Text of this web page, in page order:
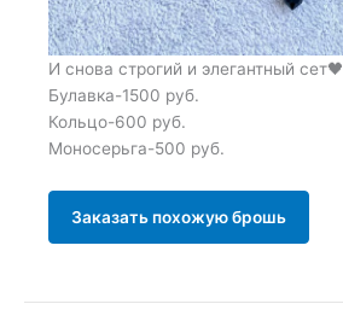
И снова строгий и элегантный сет🖤
Булавка-1500 руб.
Кольцо-600 руб.
Моносерьга-500 руб.
Заказать похожую брошь